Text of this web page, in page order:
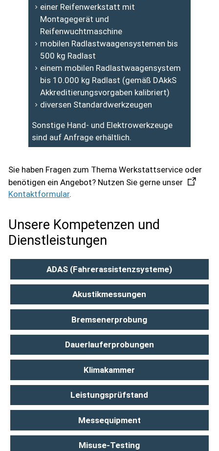
einer Reifenwerkstatt mit
Montagegerät und
Reifenwuchtmaschine
mobilen Radlastwaagensystemen bis
500 kg Radlast
einem mobilen Radlastwaagensystem
bis 10.000 kg Radlast (gemäß DAkkS
Akkreditierungsvorgaben kalibriert)
diversen Standardwerkzeugen
Sonstige Hand- und Elektrowerkzeuge
sind auf Anfrage erhältlich.
Sie haben Fragen zum Thema Werkstattservice oder
benötigen ein Angebot? Nutzen Sie gerne unser
Kontaktformular.
Unsere Kompetenzen und
Dienstleistungen
ADAS (Fahrerassistenzsysteme)
Akustikmessungen
Bremsenerprobung
Dauerlauferprobungen
Klimakammer
Leistungsprüfstand
Messequipment
Misuse-Testing